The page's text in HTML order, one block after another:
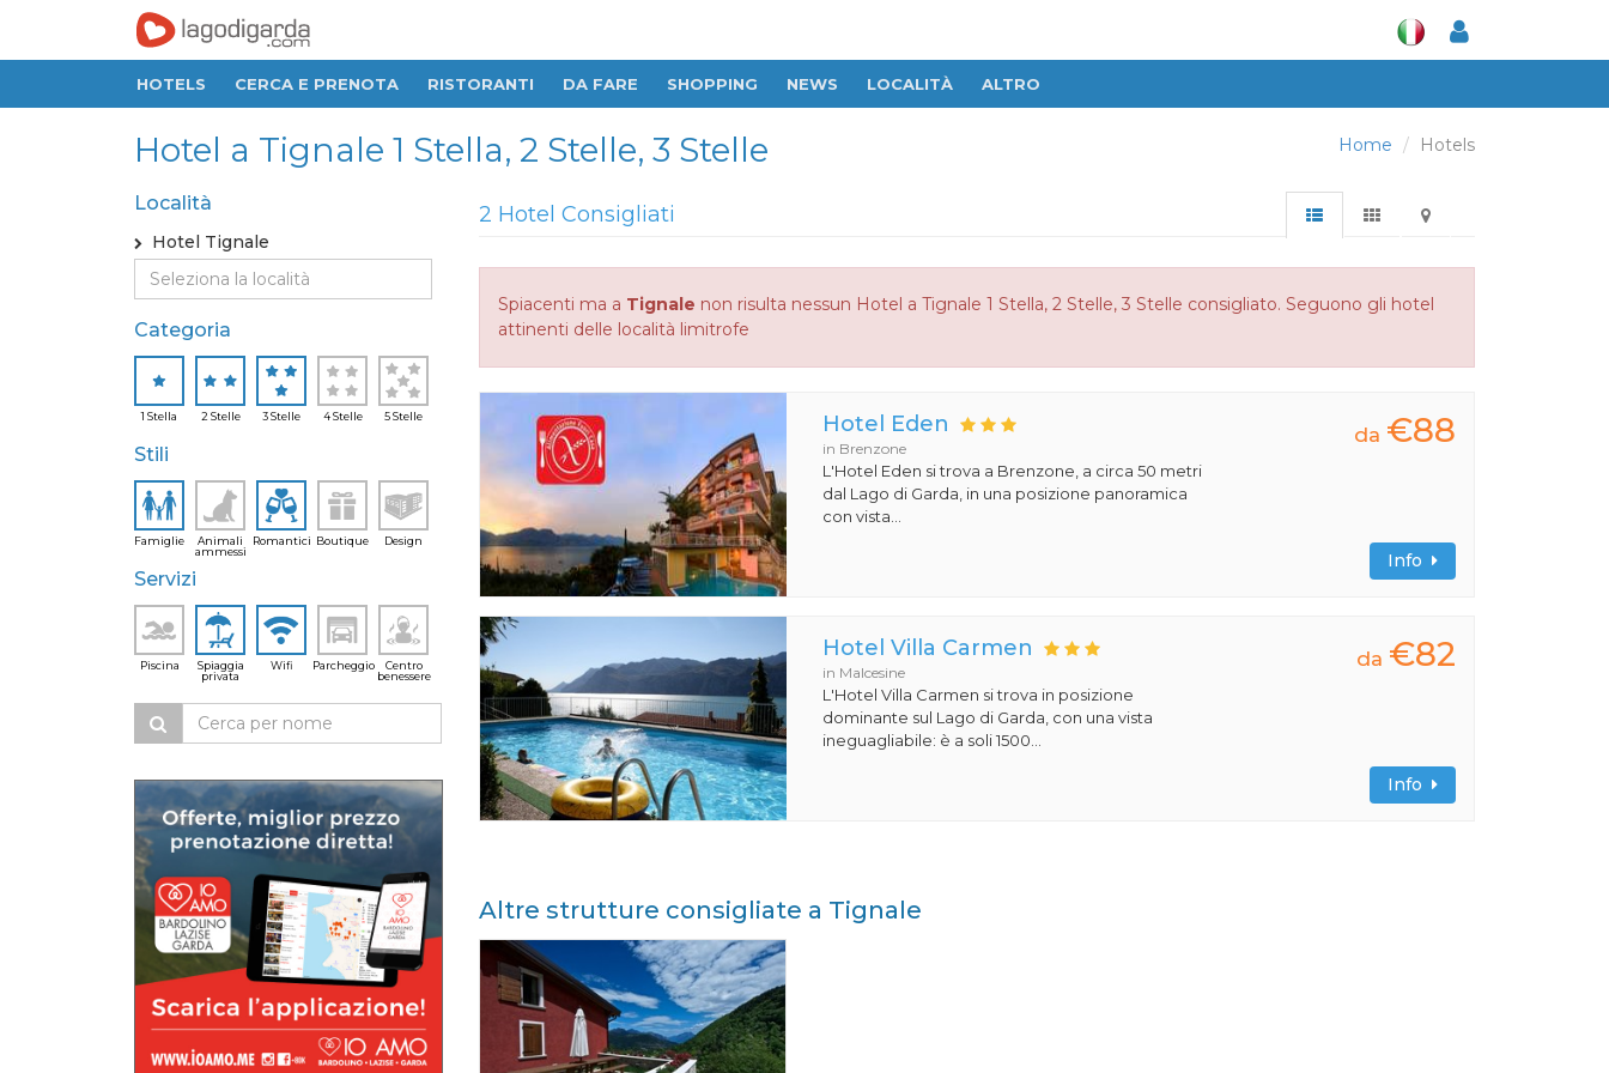
HOTELS CERCA E PRENOTA RISTORANTI DA FARE SHOPPING NEWS LOCALITÀ ALTRO
Home Hotels
Hotel a Tignale 1 Stella, 2 Stelle, 3 Stelle
Località
Hotel Tignale
Categoria
1 Stella 2 Stelle 3 Stelle 4 Stelle 5 Stelle
Stili
Famiglie
Animali
ammessi
Romantici Boutique Design
Servizi
Piscina
Spiaggia
privata
Wifi Parcheggio
Centro
benessere
2 Hotel Consigliati
Spiacenti ma a Tignale non risulta nessun Hotel a Tignale 1 Stella, 2 Stelle, 3 Stelle consigliato. Seguono gli hotel
attinenti delle località limitrofe
Hotel Eden
in Brenzone
L'Hotel Eden si trova a Brenzone, a circa 50 metri
dal Lago di Garda, in una posizione panoramica
con vista...
da €88
Info
Hotel Villa Carmen
in Malcesine
L'Hotel Villa Carmen si trova in posizione
dominante sul Lago di Garda, con una vista
ineguagliabile: è a soli 1500...
da €82
Info
Altre strutture consigliate a Tignale